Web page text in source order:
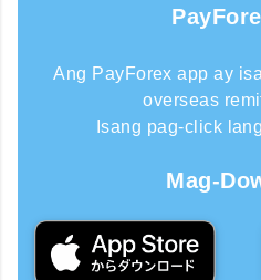
Ang PayForex app ay
overseas
Isang pag-click
Mag-